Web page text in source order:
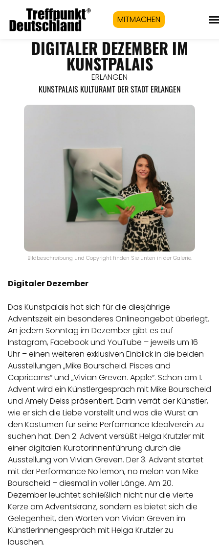
MITMACHEN
DIGITALER DEZEMBER IM
KUNSTPALAIS
ERLANGEN
KUNSTPALAIS KULTURAMT DER STADT ERLANGEN
Bildbeschreibung und Copyright finden Sie unten in der Galerie.
Digitaler Dezember
Das Kunstpalais hat sich für die diesjährige
Adventszeit ein besonderes Onlineangebot überlegt.
An jedem Sonntag im Dezember gibt es auf
Instagram, Facebook und YouTube – jeweils um 16
Uhr – einen weiteren exklusiven Einblick in die beiden
Ausstellungen „Mike Bourscheid. Pisces and
Capricorns“ und „Vivian Greven. Apple“. Schon am 1.
Advent wird ein Künstlergespräch mit Mike Bourscheid
und Amely Deiss präsentiert. Darin verrät der Künstler,
wie er sich die Liebe vorstellt und was die Wurst an
den Kostümen für seine Performance Idealverein zu
suchen hat. Den 2. Advent versüßt Helga Krutzler mit
einer digitalen Kuratorinnenführung durch die
Ausstellung von Vivian Greven. Der 3. Advent startet
mit der Performance No lemon, no melon von Mike
Bourscheid – diesmal in voller Länge. Am 20.
Dezember leuchtet schließlich nicht nur die vierte
Kerze am Adventskranz, sondern es bietet sich die
Gelegenheit, den Worten von Vivian Greven im
Künstlerinnengespräch mit Helga Krutzler zu
lauschen.